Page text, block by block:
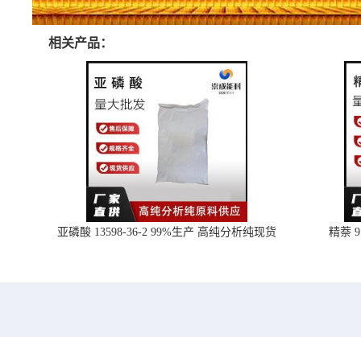
相关产品：
亚磷酸 13598-36-2 99%生产 高纯分析纯现货 精萘